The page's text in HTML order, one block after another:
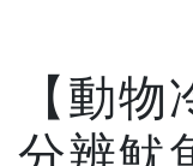
【動
分辨魷